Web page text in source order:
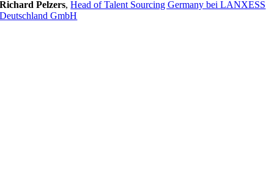
Richard Pelzers,Head of Talent Sourcing Germany bei LANXESS
Deutschland GmbH